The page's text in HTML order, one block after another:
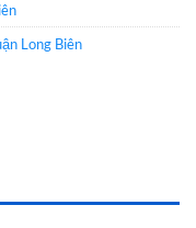
Long Biên